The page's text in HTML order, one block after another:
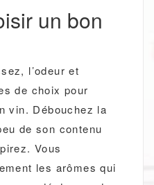
un bon
l’odeur et
de choix pour
vin. Débouchez la
de son contenu
Vous
les arômes qui